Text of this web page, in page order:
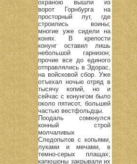
охраною вышли из
ворот Горнбурга на
просторный луг, где
строились воины;
многие уже сидели на
конях. В крепости
конунг оставил лишь
небольшой гарнизон;
прочие все до единого
отправлялись в Эдорас,
на войсковой сбор. Уже
отъехал ночью отряд в
тысячу копий, но и
сейчас с конунгом было
около пятисот, большей
частью вестфольдцы.
Поодаль сомкнулся
конный строй
молчаливых
Следопытов с копьями,
луками и мечами, в
темно-серых плащах;
капюшоны закрывали их